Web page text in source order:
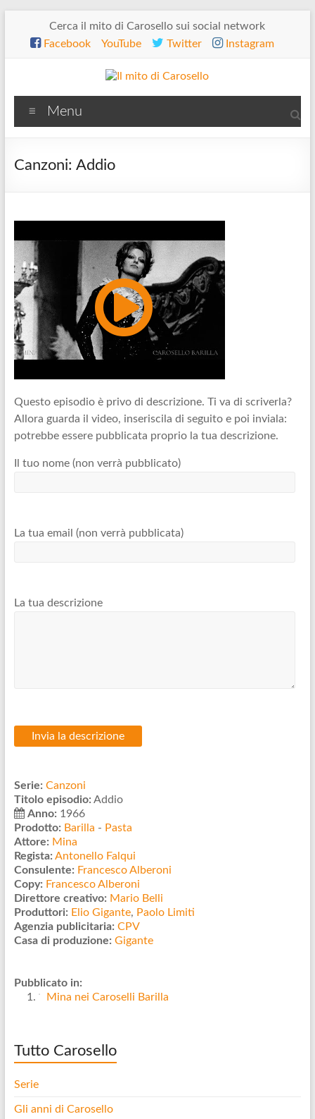
contenuto
Cerca il mito di Carosello sui social network
Facebook
YouTube Twitter Instagram
Il
mito
di
Menu
Canzoni: Addio
Questo episodio è privo di descrizione. Ti va di scriverla?
Allora guarda il video, inseriscila di seguito e poi inviala:
potrebbe essere pubblicata proprio la tua descrizione.
Il tuo nome (non verrà pubblicato)
La tua email (non verrà pubblicata)
La tua descrizione
Serie: Canzoni
Titolo episodio: Addio
Anno: 1966
Prodotto: Barilla - Pasta
Attore: Mina
Regista: Antonello Falqui
Consulente: Francesco Alberoni
Copy: Francesco Alberoni
Direttore creativo: Mario Belli
Produttori: Elio Gigante, Paolo Limiti
Agenzia publicitaria: CPV
Casa di produzione: Gigante
Pubblicato in:
Mina nei Caroselli Barilla
Tutto Carosello
Serie
Gli anni di Carosello